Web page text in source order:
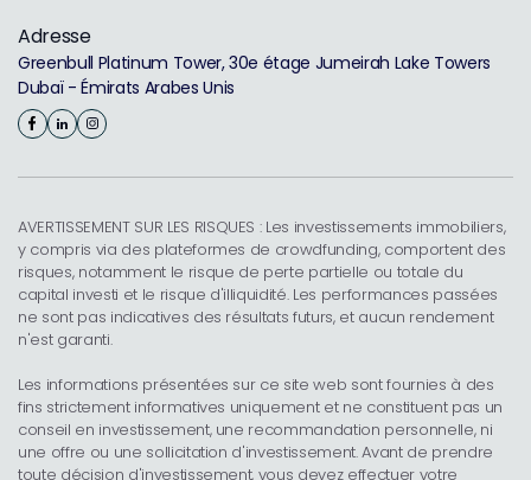
Adresse
Greenbull Platinum Tower, 30e étage Jumeirah Lake Towers
Dubaï - Émirats Arabes Unis
AVERTISSEMENT SUR LES RISQUES : Les investissements immobiliers,
y compris via des plateformes de crowdfunding, comportent des
risques, notamment le risque de perte partielle ou totale du
capital investi et le risque d'illiquidité. Les performances passées
ne sont pas indicatives des résultats futurs, et aucun rendement
n'est garanti.
Les informations présentées sur ce site web sont fournies à des
fins strictement informatives uniquement et ne constituent pas un
conseil en investissement, une recommandation personnelle, ni
une offre ou une sollicitation d'investissement. Avant de prendre
toute décision d'investissement, vous devez effectuer votre